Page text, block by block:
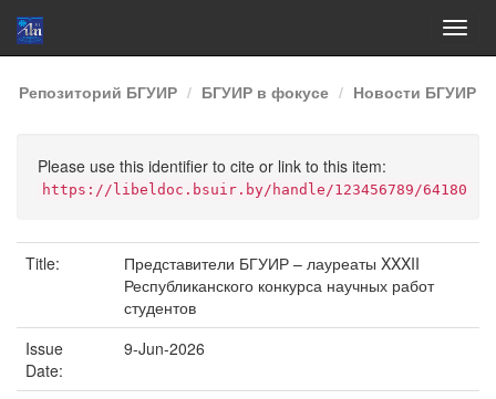
Skip
navigation
Репозиторий БГУИР БГУИР в фокусе Новости БГУИР
Please use this identifier to cite or link to this item:
https://libeldoc.bsuir.by/handle/123456789/64180
Title:
Представители БГУИР – лауреаты XXXII
Республиканского конкурса научных работ
студентов
Issue
Date:
9-Jun-2026